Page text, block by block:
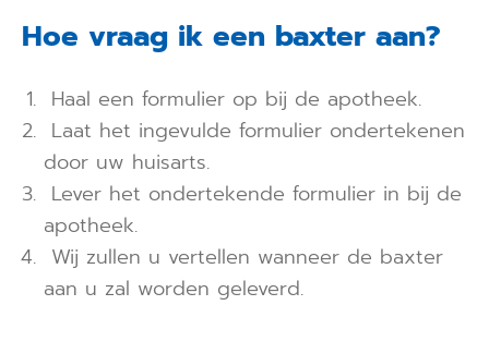
Hoe vraag ik een baxter aan?
Haal een formulier op bij de apotheek.
Laat het ingevulde formulier ondertekenen
door uw huisarts.
Lever het ondertekende formulier in bij de
apotheek.
Wij zullen u vertellen wanneer de baxter
aan u zal worden geleverd.